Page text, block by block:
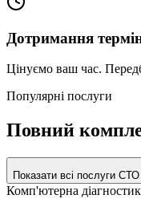
Дотримання
Цінуємо ваш час.
Популярні послуги
Повний
Показати всі послуги СТО
Комп'ютерна